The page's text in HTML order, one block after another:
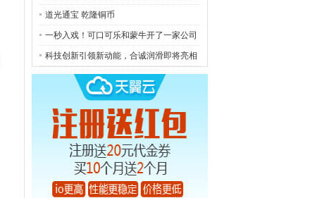
道光通宝 乾隆铜币
一秒入戏！可口可乐和蒙牛开了一家公司
科技创新引领新动能，合诚润滑即将亮相